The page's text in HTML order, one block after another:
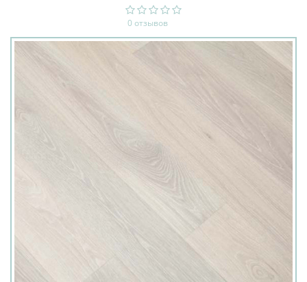
0 отзывов